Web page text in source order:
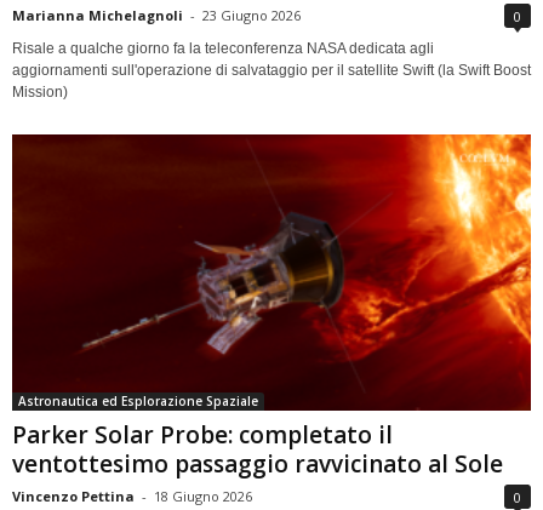
Marianna Michelagnoli - 23 Giugno 2026 0
Risale a qualche giorno fa la teleconferenza NASA dedicata agli
aggiornamenti sull'operazione di salvataggio per il satellite Swift (la Swift Boost
Mission)
Astronautica ed Esplorazione Spaziale
Parker Solar Probe: completato il
ventottesimo passaggio ravvicinato al Sole
Vincenzo Pettina - 18 Giugno 2026 0